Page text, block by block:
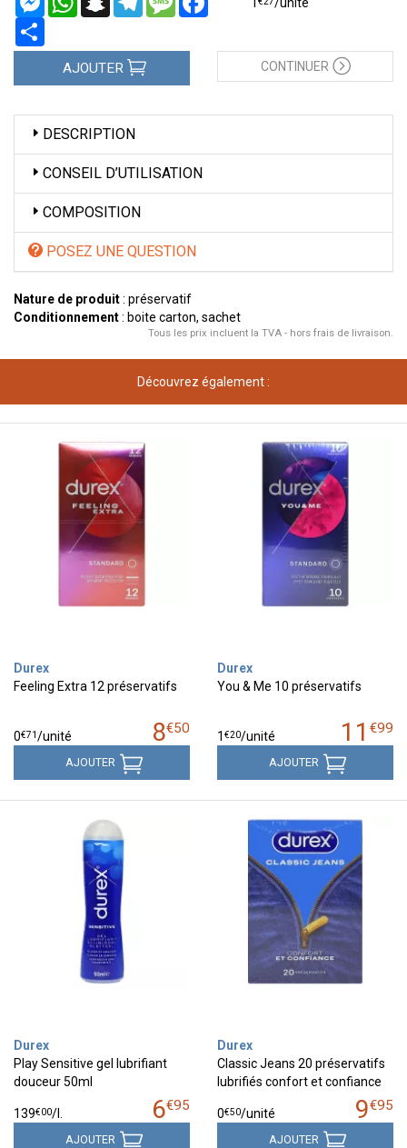
AJOUTER CONTINUER
DESCRIPTION
CONSEIL D’UTILISATION
COMPOSITION
POSEZ UNE QUESTION
Nature de produit: préservatif
Conditionnement: boite carton, sachet
Tous les prix incluent la TVA - hors frais de livraison.
Découvrez également :
Durex
Feeling Extra 12 préservatifs
8€50
0€71/unité
AJOUTER
Durex
You & Me 10 préservatifs
11 €99
1 €20/unité
AJOUTER
Durex
Play Sensitive gel lubrifiant
douceur 50ml
6€95
139€00/
AJOUTER
Durex
Classic Jeans 20 préservatifs
lubrifiés confort et confiance
9€95
0€50/unité
AJOUTER